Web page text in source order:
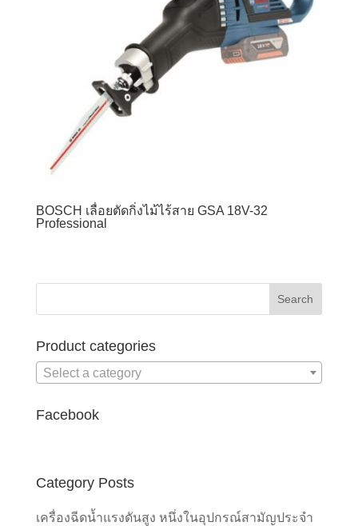
BOSCH เลื่อยตัดกิ่งไม้ไร้สาย GSA 18V-32
Professional
Product categories
Select a category
Facebook
Category Posts
เครื่องฉีดน้ำแรงดันสูง หนึ่งในอุปกรณ์สามัญประจำ